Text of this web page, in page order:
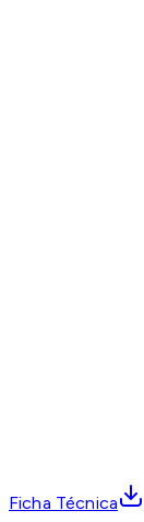
Ficha Técnica